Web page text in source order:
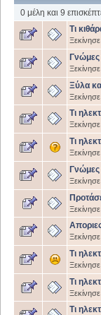
0 μέλη και 9
Τι
Γνώμες
Ξύλα
Τι
Tι
Γνώμες
Tι
Tι
Τι